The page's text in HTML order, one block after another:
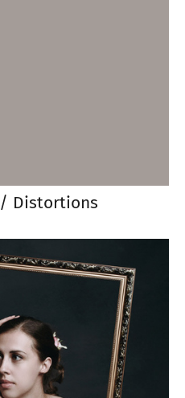
Distortions